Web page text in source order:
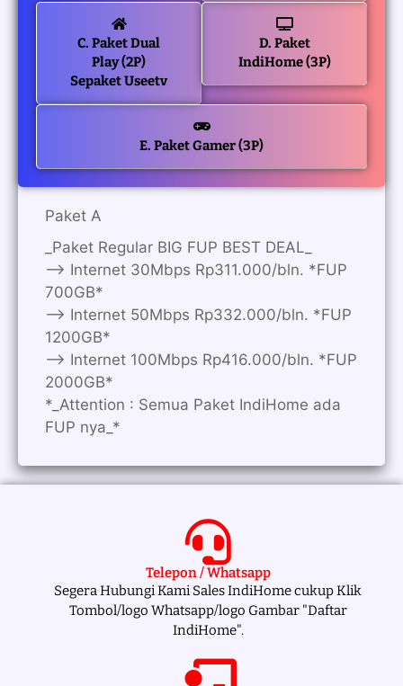
C. Paket Dual
Play (2P)
Sepaket Useetv
D. Paket
IndiHome (3P)
E. Paket Gamer (3P)
Paket A
_Paket Regular BIG FUP BEST DEAL_
—> Internet 30Mbps Rp311.000/bln. *FUP
700GB*
—> Internet 50Mbps Rp332.000/bln. *FUP
1200GB*
—> Internet 100Mbps Rp416.000/bln. *FUP
2000GB*
*_Attention : Semua Paket IndiHome ada
FUP nya_*
Telepon / Whatsapp
Segera Hubungi Kami Sales IndiHome cukup Klik
Tombol/logo Whatsapp/logo Gambar "Daftar
IndiHome".